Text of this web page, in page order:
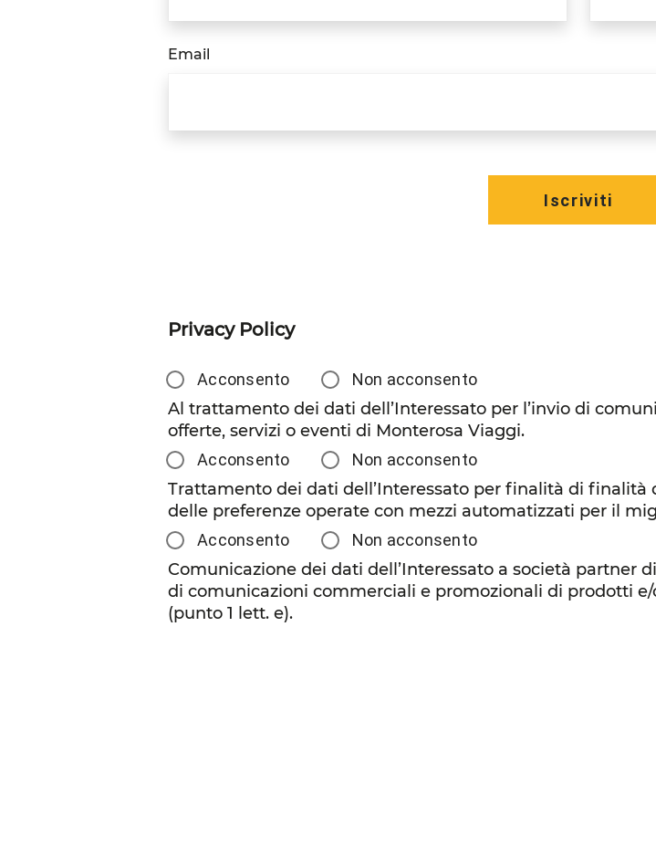
Email
Iscriviti
Privacy Policy
Acconsento Non acconsento
Al trattamento dei dati dell’Interessato per l’invio di
offerte, servizi o eventi di Monterosa Viaggi.
Acconsento Non acconsento
Trattamento dei dati dell’Interessato per finalità di finalità
delle preferenze operate con mezzi automatizzati per il
Acconsento Non acconsento
Comunicazione dei dati dell’Interessato a società partner
di comunicazioni commerciali e promozionali di prodotti
(punto 1 lett. e).